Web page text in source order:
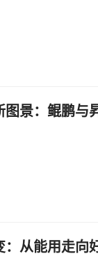
图景：鲲鹏与
：从能用走向